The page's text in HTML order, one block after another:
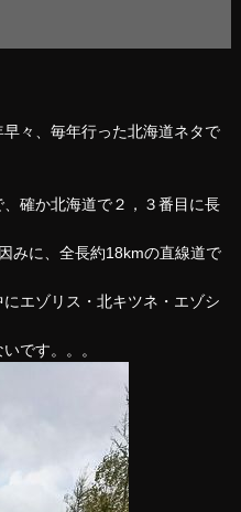
々、毎年行った北海道ネタで
確か北海道で２，３番目に長
みに、全長約18kmの直線道で
エゾリス・北キツネ・エゾシ
です。。。